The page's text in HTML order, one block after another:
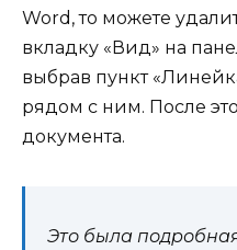
Word, то можете
вкладку «Вид» на
выбрав пункт
рядом с ним. После
документа.
Это была